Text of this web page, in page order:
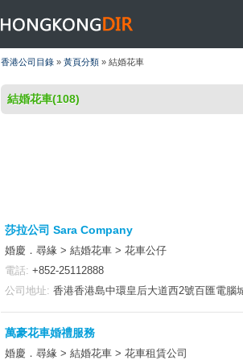
HONGKONGDIR
香港公司目錄 » 黃頁分類 » 結婚花車
結婚花車(108)
莎拉公司 Sara Company
婚慶．尋緣 > 結婚花車 > 花車公仔
電話: +852-25112888
公司地址: 香港香港島中環皇后大道西2號百匯電腦
萬豪花車婚禮服務
婚慶．尋緣 > 結婚花車 > 花車租賃公司